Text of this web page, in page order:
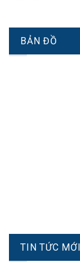
BẢN ĐỒ
TIN TỨC MỚI